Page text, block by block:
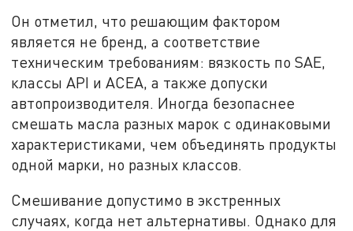
Он отметил, что решающим фактором
является не бренд, а соответствие
техническим требованиям: вязкость по SAE,
классы API и ACEA, а также допуски
автопроизводителя. Иногда безопаснее
смешать масла разных марок с одинаковыми
характеристиками, чем объединять продукты
одной марки, но разных классов.
Смешивание допустимо в экстренных
случаях, когда нет альтернативы. Однако для